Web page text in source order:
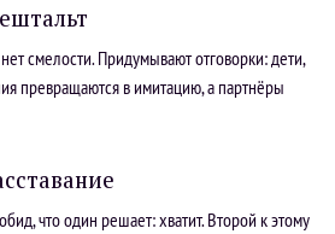
смелости. Придумывают отговорки: дети,
превращаются в имитацию, а партнёры
что один решает: хватит. Второй к этому